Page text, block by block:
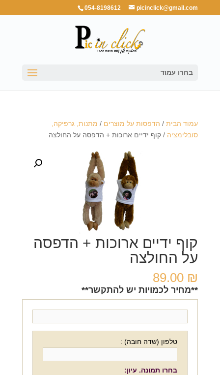
054-8198612 picinclick@gmail.com
בחרו עמוד
עמוד הבית/ הדפסות על מוצרים / מתנות, גרפיקה,
סובלימציה / קוף ידיים ארוכות + הדפסה על החולצה
קוף ידיים ארוכות + הדפסה
על החולצה
89.00 ₪
**מחיר לכמויות יש להתקשר**
טלפון (שדה חובה) :
בחרו תמונה. עיון: